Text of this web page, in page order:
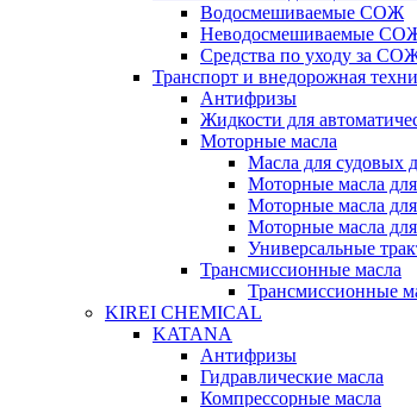
Водосмешиваемые СОЖ
Неводосмешиваемые
Средства по уходу за
Транспорт и внедорожная
Антифризы
Жидкости для
Моторные масла
Масла для судовых
Моторные масла
Моторные масла
Моторные масла для
Универсальные
Трансмиссионные масла
Трансмиссионные
KIREI CHEMICAL
KATANA
Антифризы
Гидравлические масла
Компрессорные масла